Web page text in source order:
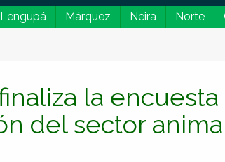
Lengupá Márquez Neira Norte
la
del sector